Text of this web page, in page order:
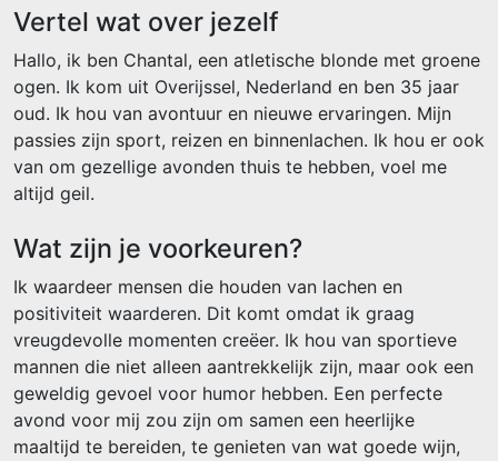
Vertel wat over jezelf
Hallo, ik ben Chantal, een atletische blonde met groene
ogen. Ik kom uit Overijssel, Nederland en ben 35 jaar
oud. Ik hou van avontuur en nieuwe ervaringen. Mijn
passies zijn sport, reizen en binnenlachen. Ik hou er ook
van om gezellige avonden thuis te hebben, voel me
altijd geil.
Wat zijn je voorkeuren?
Ik waardeer mensen die houden van lachen en
positiviteit waarderen. Dit komt omdat ik graag
vreugdevolle momenten creëer. Ik hou van sportieve
mannen die niet alleen aantrekkelijk zijn, maar ook een
geweldig gevoel voor humor hebben. Een perfecte
avond voor mij zou zijn om samen een heerlijke
maaltijd te bereiden, te genieten van wat goede wijn,